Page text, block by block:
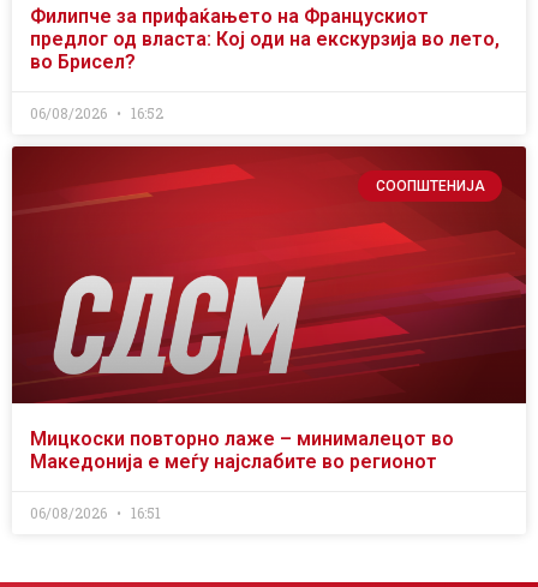
Филипче за прифаќањето на Францускиот
предлог од власта: Кој оди на екскурзија во лето,
во Брисел?
06/08/2026 16:52
СООПШТЕНИЈА
Мицкоски повторно лаже – минималецот во
Македонија е меѓу најслабите во регионот
06/08/2026 16:51